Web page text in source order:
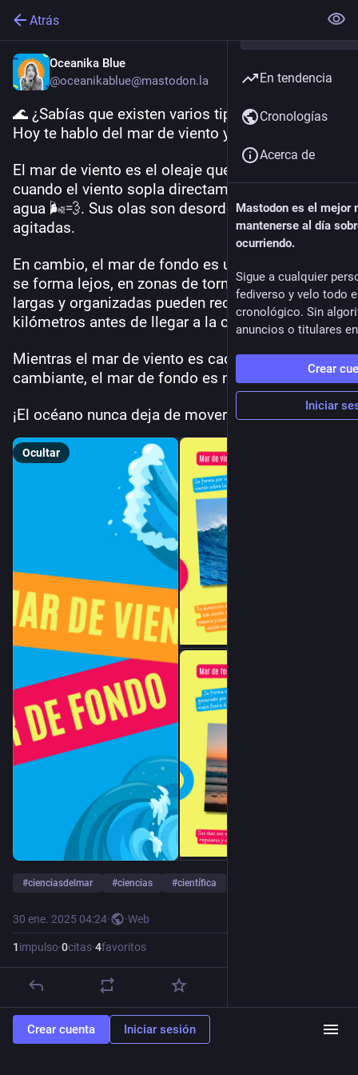
Atrás
Oceanika Blue
@oceanikablue@mastodon.la
🌊 ¿Sabías que existen varios tipos de oleaje? 🌊
Hoy te hablo del mar de viento y mar de fondo.
El mar de viento es el oleaje que se forma
cuando el viento sopla directamente sobre el
agua 🌬️💨. Sus olas son desordenadas, cortas y
agitadas.
En cambio, el mar de fondo es un viajero 🌎🌊:
se forma lejos, en zonas de tormenta, y sus olas
largas y organizadas pueden recorrer miles de
kilómetros antes de llegar a la costa.
Mientras el mar de viento es caótico y
cambiante, el mar de fondo es más predecible.
¡El océano nunca deja de moverse! 🌊💙
Ocultar
#cienciasdelmar #ciencias #científica
30 ene. 2025 04:24· ·Web
1impulso·0citas·4favoritos
En tendencia
Cronologías
Acerca de
Mastodon es el mejor
mantenerse al día
ocurriendo.
Sigue a cualquier
fediverso y velo todo
cronológico. Sin
anuncios o titulares
Crear
Iniciar
Crear cuenta Iniciar sesión